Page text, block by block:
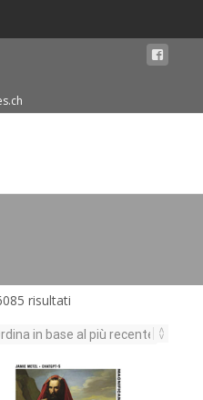
risultati
base
al
più